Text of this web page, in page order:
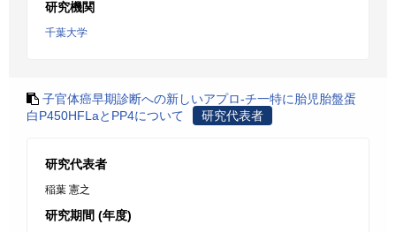
研究機関
千葉大学
子官体癌早期診断への新しいアプロ-チ一特に胎児胎盤蛋
白P450HFLaとPP4について
研究代表者
研究代表者
稲葉 憲之
研究期間 (年度)